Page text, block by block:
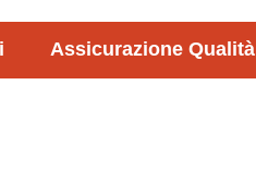
Assicurazione Qualità